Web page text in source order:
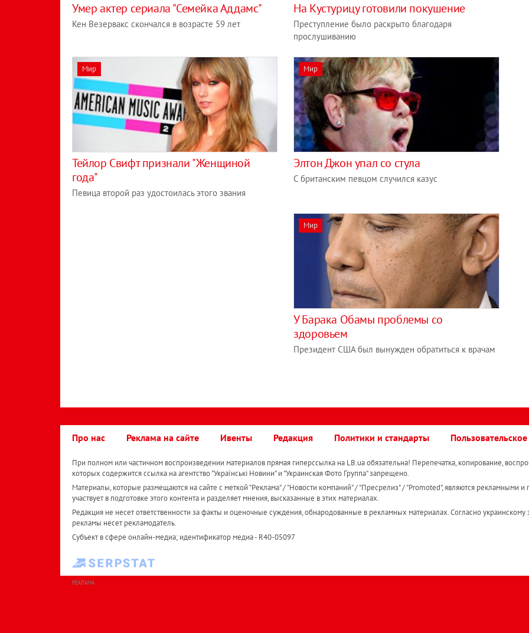
Умер актер сериала "Семейка Аддамс"
Кен Везервакс скончался в возрасте 59 лет
На Кустурицу готовили покушение
Преступление было раскрыто благодаря
прослушиванию
Мир
Тейлор Свифт признали "Женщиной
года"
Певица второй раз удостоилась этого звания
Мир
Элтон Джон упал со стула
С британским певцом случился казус
Мир
У Барака Обамы проблемы со
здоровьем
Президент США был вынужден обратиться к врачам
Про нас Реклама на сайте Ивенты Редакция Политики и стандарты
При полном или частичном воспроизведении материалов прямая гиперссылка на LB.ua обязательна! Перепечатка, копирование,
которых содержится ссылка на агентство "Українськi Новини" и "Украинская Фото Группа" запрещено.
Материалы, которые размещаются на сайте с меткой "Реклама" / "Новости компаний" / "Пресрелиз" / "Promoted", являются рекламными и
участвует в подготовке этого контента и разделяет мнения, высказанные в этих материалах.
Редакция не несет ответственности за факты и оценочные суждения, обнародованные в рекламных материалах. Согласно украинскому
рекламы несет рекламодатель.
Субъект в сфере онлайн-медиа; идентификатор медиа - R40-05097
РЕКЛАМА